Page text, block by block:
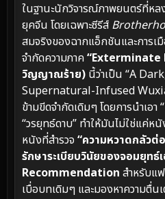
ในฐานะนักวิจารณ์ภาพยนตร์ที่ห
ยุคจีน โดยเฉพาะซีรีส์
สมจริงของฉากแอ็กชันและการ
จำกัดความภาค“Exterminate
วิญญาณร้าย) นี้ว่าเป็น “A
Supernatural-Infused
ข้ามขีดจำกัดเดิมๆ โดยการนำเอา
“วรยุทธ์ดาบ” ทำให้มันไม่ใช่แค่ห
หนังที่สำรวจ “ความหวาดกลัว
รักษาระเบียบวินัยของจอมยุทธ์เ
Recommendation สำหรับแ
เบื่อบทเดิมๆ และมองหาความตื่น